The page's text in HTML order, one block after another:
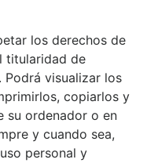
los derechos de
titularidad de
Podrá visualizar los
copiarlos y
su ordenador o en
y cuando sea,
personal y